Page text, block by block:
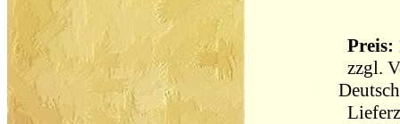
Preis:
zzgl.